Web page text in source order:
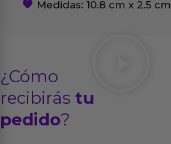
Medidas: 10.8 cm x 2.5 cm
¿Cómo
recibirás tu
pedido?